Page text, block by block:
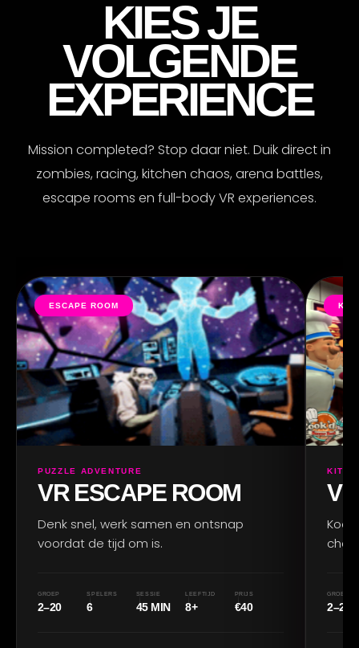
KIES JE
VOLGENDE
EXPERIENCE
Mission completed? Stop daar niet. Duik direct in
zombies, racing, kitchen chaos, arena battles,
escape rooms en full-body VR experiences.
ESCAPE ROOM
PUZZLE ADVENTURE
VR ESCAPE ROOM
Denk snel, werk samen en ontsnap
voordat de tijd om is.
GROEP
2–20
SPELERS
6
SESSIE
45 MIN
LEEFTIJD
8+
PRIJS
€40
GROEP
2–20